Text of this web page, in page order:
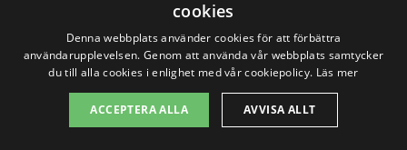
alternativ och välj rätt företag för din
husbesiktning i Ekeby-Almby.
Få 3 erbjudanden, gratis och utan
cookies
Denna webbplats använder cookies för att förbättra
användarupplevelsen. Genom att använda vår webbplats samtycker
du till alla cookies i enlighet med vår cookiepolicy. Läs mer
ACCEPTERA ALLA AVVISA ALLT